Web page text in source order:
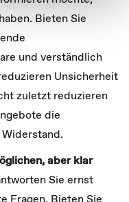
möglicherweise mit
ihnen bereitgestellt
Nutzung der Dienste
Bieten Sie
und verständlich
Unsicherheit
zuletzt reduzieren
die
aber klar
Sie ernst